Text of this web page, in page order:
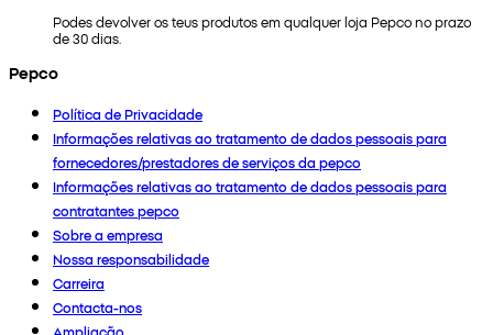
Podes devolver os teus produtos em qualquer loja Pepco no prazo
de 30 dias.
Pepco
Política de Privacidade
Informações relativas ao tratamento de dados pessoais para
fornecedores/prestadores de serviços da pepco
Informações relativas ao tratamento de dados pessoais para
contratantes pepco
Sobre a empresa
Nossa responsabilidade
Carreira
Contacta-nos
Ampliação